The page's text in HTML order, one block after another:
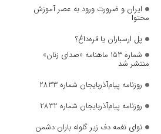
ایران و ضرورت ورود به عصر آموزش
محتوا
پل ارسباران یا قره‌داغ؟
شماره ۱۵۳ ماهنامه «صدای زنان»
منتشر شد
روزنامه پیام‌آذربایجان شماره 2833
روزنامه پیام‌آذربایجان شماره 2832
نوای نغمه دف زیر گلوله باران دشمن